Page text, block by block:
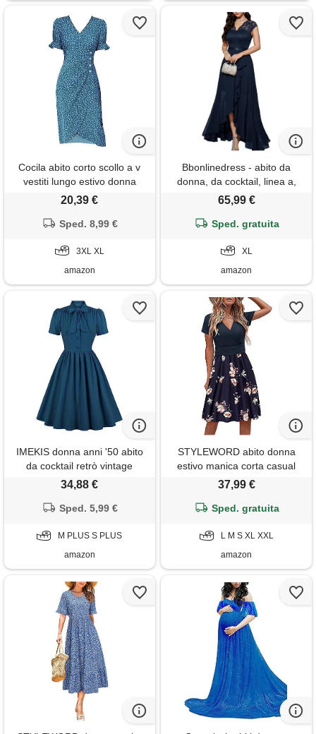
Cocila abito corto scollo a v
vestiti lungo estivo donna
vestito estate donna sexy
abito damigella arancione
natale lampo (bu1, xxxl)
20,39 €
Sped. 8,99 €
3XL XL
amazon
Bbonlinedress - abito da
donna, da cocktail, linea a,
top e gonna, in pizzo, chiffon,
a v, manica corta, marina, xl
65,99 €
Sped. gratuita
XL
amazon
IMEKIS donna anni '50 abito
da cocktail retrò vintage
manica corta a pois rockabilly
da sposa sera vestito al
marino s
34,88 €
Sped. 5,99 €
M PLUS S PLUS
amazon
STYLEWORD abito donna
estivo manica corta casual
collo a v abito floreale con
37,99 €
Sped. gratuita
L M S XL XXL
amazon